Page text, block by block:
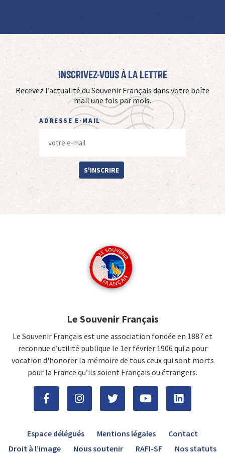
Inscrivez-vous à La Lettre
Recevez l’actualité du Souvenir Français dans votre boîte
mail une fois par mois.
ADRESSE E-MAIL
S'INSCRIRE
Le Souvenir Français
Le Souvenir Français est une association fondée en 1887 et
reconnue d’utilité publique le 1er février 1906 qui a pour
vocation d'honorer la mémoire de tous ceux qui sont morts
pour la France qu’ils soient Français ou étrangers.
Espace délégués Mentions légales
Contact
Droit à l’image
Nous soutenir RAFI-SF Nos statuts